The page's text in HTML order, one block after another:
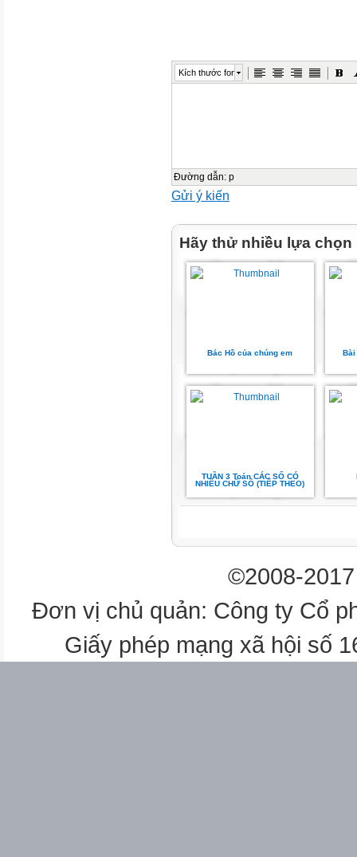
Kích thước font
Đường dẫn: p
Gửi ý kiến
Hãy thử nhiều lựa chọn
Bác Hồ của chúng em Bài
TUẦN 3 Toán CÁC SỐ CÓ
NHIỀU CHỮ SỐ (TIẾP THEO)
©2008-
Đơn vị chủ quản: Công ty Cổ
Giấy phép mạng xã hội số